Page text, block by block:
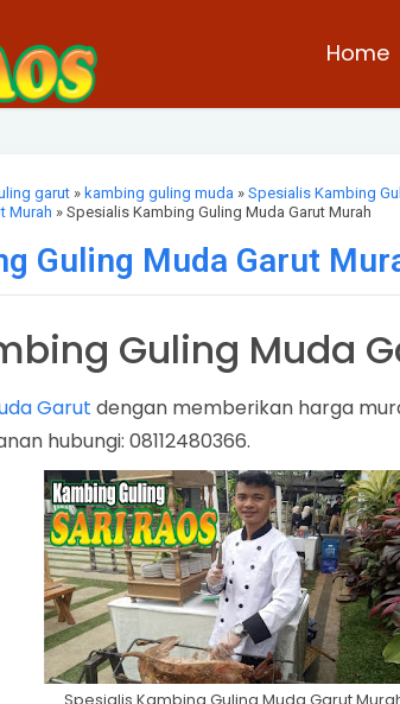
Home
garut » kambing guling muda » Spesialis Kambing
Murah » Spesialis Kambing Guling Muda Garut Murah
Guling Muda Garut
Guling Muda
Garut dengan memberikan harga
hubungi: 08112480366.
Spesialis Kambing Guling Muda Garut